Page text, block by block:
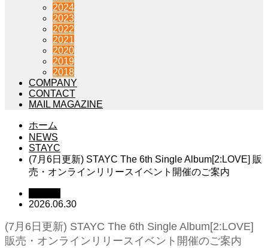
2024
2023
2022
2021
2020
2019
2018
COMPANY
CONTACT
MAIL MAGAZINE
ホーム
NEWS
STAYC
(7月6日更新) STAYC The 6th Single Album[2:LOVE] 販
売・オンラインリリースイベント開催のご案内
2026.06.30
(7月6日更新) STAYC The 6th Single Album[2:LOVE]
販売・オンラインリリースイベント開催のご案内